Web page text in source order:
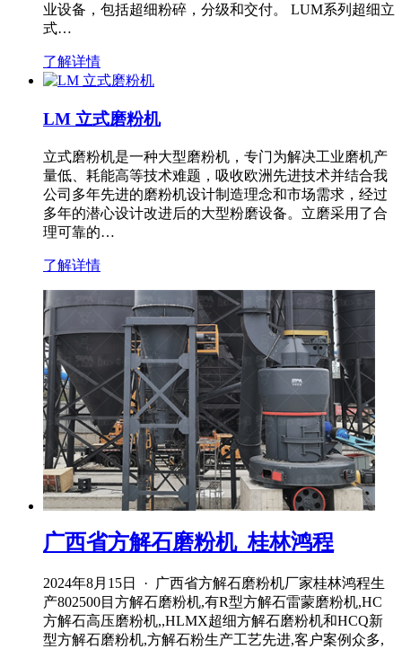
业设备，包括超细粉碎，分级和交付。 LUM系列超细立
式…
了解详情
LM 立式磨粉机
立式磨粉机是一种大型磨粉机，专门为解决工业磨机产
量低、耗能高等技术难题，吸收欧洲先进技术并结合我
公司多年先进的磨粉机设计制造理念和市场需求，经过
多年的潜心设计改进后的大型粉磨设备。立磨采用了合
理可靠的…
了解详情
广西省方解石磨粉机_桂林鸿程
2024年8月15日 · 广西省方解石磨粉机厂家桂林鸿程生
产802500目方解石磨粉机,有R型方解石雷蒙磨粉机,HC
方解石高压磨粉机,,HLMX超细方解石磨粉机和HCQ新
型方解石磨粉机,方解石粉生产工艺先进,客户案例众多,